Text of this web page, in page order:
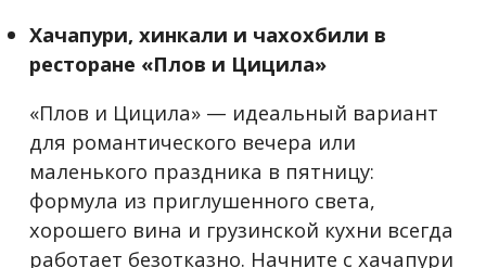
Хачапури, хинкали и чахохбили в
ресторане «Плов и Цицила»
«Плов и Цицила» — идеальный вариант
для романтического вечера или
маленького праздника в пятницу:
формула из приглушенного света,
хорошего вина и грузинской кухни всегда
работает безотказно. Начните с хачапури